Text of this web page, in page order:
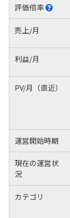
評価倍率
売上/月
利益/月
PV/月（直近）
運営開始時期
現在の運営状
況
カテゴリ